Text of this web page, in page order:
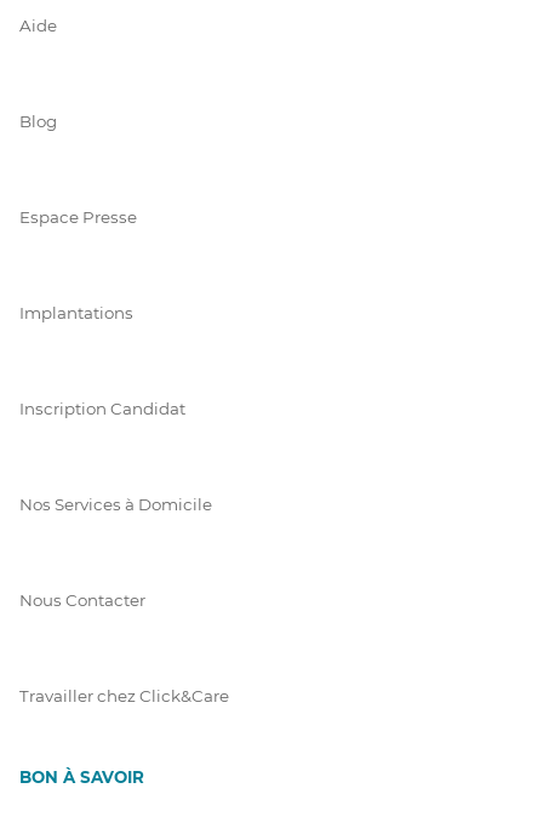
Aide
Blog
Espace Presse
Implantations
Inscription Candidat
Nos Services à Domicile
Nous Contacter
Travailler chez Click&Care
BON À SAVOIR